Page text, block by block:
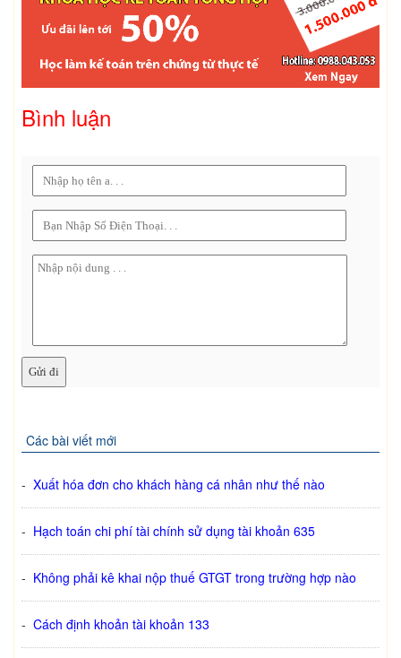
Bình luận
Các bài viết mới
- Xuất hóa đơn cho khách hàng cá nhân như thế nào
- Hạch toán chi phí tài chính sử dụng tài khoản 635
- Không phải kê khai nộp thuế GTGT trong trường hợp nào
- Cách định khoản tài khoản 133